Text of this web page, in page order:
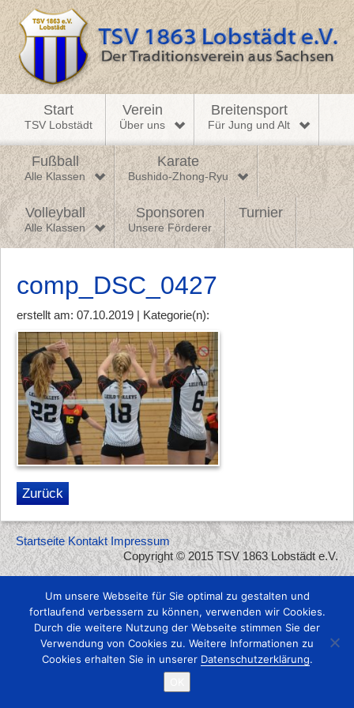
Start
TSV Lobstädt
Verein
Über uns
Breitensport
Für Jung und Alt
Fußball
Alle Klassen
Karate
Bushido-Zhong-Ryu
Volleyball
Alle Klassen
Sponsoren
Unsere Förderer
Turnier
comp_DSC_0427
erstellt am: 07.10.2019 | Kategorie(n):
Zurück
Startseite Kontakt Impressum
Copyright © 2015 TSV 1863 Lobstädt e.V.
Um unsere Webseite für Sie optimal zu gestalten und
fortlaufend verbessern zu können, verwenden wir Cookies.
Durch die weitere Nutzung der Webseite stimmen Sie der
Verwendung von Cookies zu. Weitere Informationen zu
Cookies erhalten Sie in unserer Datenschutzerklärung.